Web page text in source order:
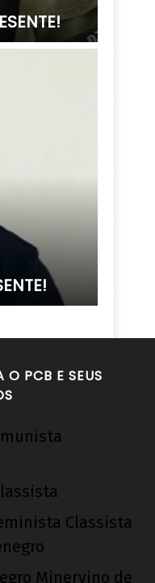
O PCB E SEUS
Classista
Minervino de